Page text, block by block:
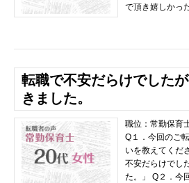
で頂き嬉しかっ
転職で不安だらけでした
きました。
職位：常勤保
Q１．今回のご
いを教えてくだ
不安だらけでし
た。」 Q２．今